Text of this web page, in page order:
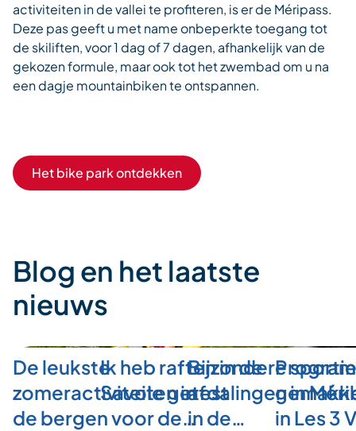
activiteiten in de vallei te profiteren, is er de Méripass.
Deze pas geeft u met name onbeperkte toegang tot
de skiliften, voor 1 dag of 7 dagen, afhankelijk van de
gekozen formule, maar ook tot het zwembad om u na
een dagje mountainbiken te ontspannen.
Het bike park ontdekken
Blog en het laatste
nieuws
De leukste
zomeractiviteiten in
de bergen voor de…
Ik heb raften in de
Savoie getest
Bijzondere
afdalingen in
in de…
in Les 3